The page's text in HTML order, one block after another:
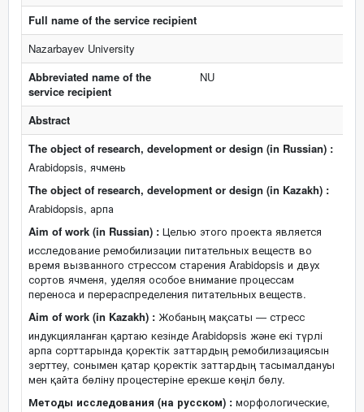
Full name of the service recipient
Nazarbayev University
Abbreviated name of the
service recipient
NU
Abstract
The object of research, development or design (in Russian) :
Arabidopsis, ячмень
The object of research, development or design (in Kazakh) :
Arabidopsis, арпа
Aim of work (in Russian) : Целью этого проекта является
исследование ремобилизации питательных веществ во
время вызванного стрессом старения Arabidopsis и двух
сортов ячменя, уделяя особое внимание процессам
переноса и перераспределения питательных веществ.
Aim of work (in Kazakh) : Жобаның мақсаты — стресс
индукцияланған қартаю кезінде Arabidopsis және екі түрлі
арпа сорттарында қоректік заттардың ремобилизациясын
зерттеу, сонымен қатар қоректік заттардың тасымалдануы
мен қайта бөліну процестеріне ерекше көңіл бөлу.
Методы исследования (на русском) : морфологические,